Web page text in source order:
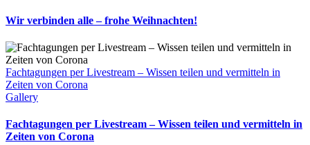
Wir verbinden alle – frohe Weihnachten!
Fachtagungen per Livestream – Wissen teilen und vermitteln in
Zeiten von Corona
Gallery
Fachtagungen per Livestream – Wissen teilen und vermitteln in
Zeiten von Corona